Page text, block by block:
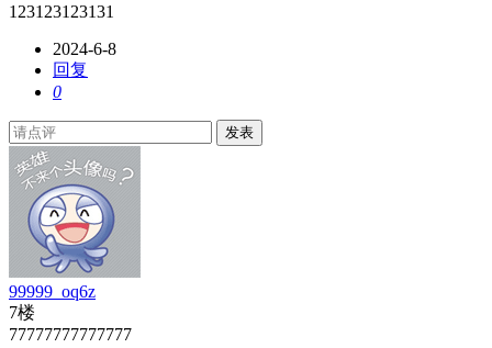
123123123131
2024-6-8
回复
0
发表
99999_oq6z
7楼
77777777777777